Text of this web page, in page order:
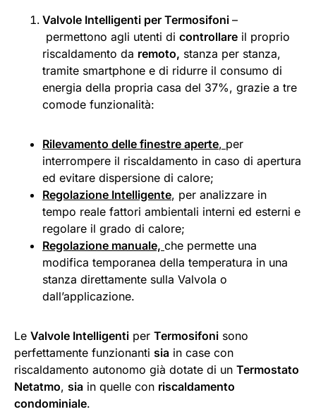
Valvole Intelligenti per Termosifoni –
permettono agli utenti di controllare il proprio
riscaldamento da remoto, stanza per stanza,
tramite smartphone e di ridurre il consumo di
energia della propria casa del 37%, grazie a tre
comode funzionalità:
Rilevamento delle finestre aperte, per
interrompere il riscaldamento in caso di apertura
ed evitare dispersione di calore;
Regolazione Intelligente, per analizzare in
tempo reale fattori ambientali interni ed esterni e
regolare il grado di calore;
Regolazione manuale, che permette una
modifica temporanea della temperatura in una
stanza direttamente sulla Valvola o
dall’applicazione.
Le Valvole Intelligenti per Termosifoni sono
perfettamente funzionanti sia in case con
riscaldamento autonomo già dotate di un Termostato
Netatmo, sia in quelle con riscaldamento
condominiale.